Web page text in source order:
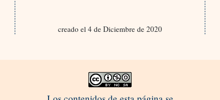
creado el 4 de Diciembre de 2020